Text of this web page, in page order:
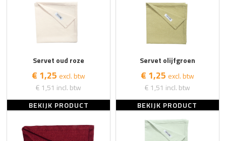
Servet oud roze
€ 1,25 excl. btw
€ 1,51 incl. btw
BEKIJK PRODUCT
Servet olijfgroen
€ 1,25 excl. btw
€ 1,51 incl. btw
BEKIJK PRODUCT